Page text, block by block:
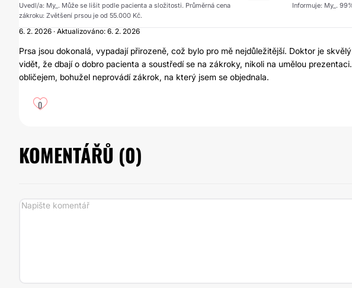
Uvedl/a: My_. Může se lišit podle pacienta a složitosti. Průměrná cena
zákroku: Zvětšení prsou je od 55.000 Kč.
Informuje: My_.
6. 2. 2026 · Aktualizováno: 6. 2. 2026
Prsa jsou dokonalá, vypadají přirozeně, což bylo pro mě nejdůležitější. Doktor je
vidět, že dbají o dobro pacienta a soustředí se na zákroky, nikoli na umělou
obličejem, bohužel neprovádí zákrok, na který jsem se objednala.
0
KOMENTÁŘŮ (0)